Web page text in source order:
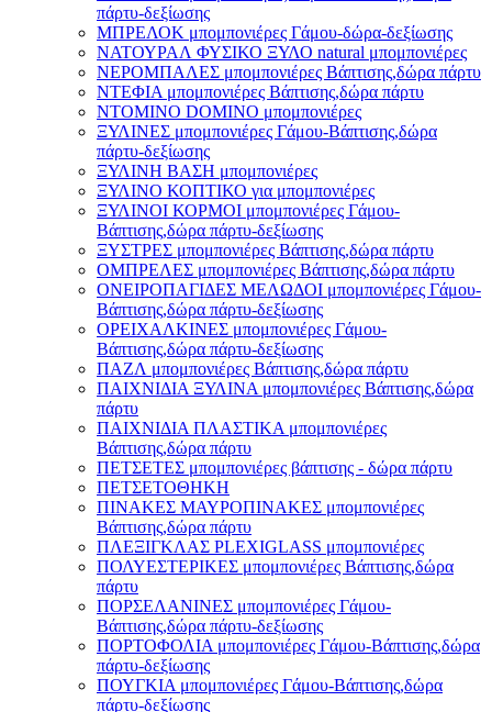
πάρτυ-δεξίωσης
ΜΠΡΕΛΟΚ μπομπονιέρες Γάμου-δώρα-δεξίωσης
ΝΑΤΟΥΡΑΛ ΦΥΣΙΚΟ ΞΥΛΟ natural μπομπονιέρες
ΝΕΡΟΜΠΑΛΕΣ μπομπονιέρες Βάπτισης,δώρα πάρτυ
ΝΤΕΦΙΑ μπομπονιέρες Βάπτισης,δώρα πάρτυ
ΝΤΟΜΙΝΟ DOMINO μπομπονιέρες
ΞΥΛΙΝΕΣ μπομπονιέρες Γάμου-Βάπτισης,δώρα
πάρτυ-δεξίωσης
ΞΥΛΙΝΗ ΒΑΣΗ μπομπονιέρες
ΞΥΛΙΝΟ ΚΟΠΤΙΚΟ για μπομπονιέρες
ΞΥΛΙΝΟΙ ΚΟΡΜΟΙ μπομπονιέρες Γάμου-
Βάπτισης,δώρα πάρτυ-δεξίωσης
ΞΥΣΤΡΕΣ μπομπονιέρες Βάπτισης,δώρα πάρτυ
ΟΜΠΡΕΛΕΣ μπομπονιέρες Βάπτισης,δώρα πάρτυ
ΟΝΕΙΡΟΠΑΓΙΔΕΣ ΜΕΛΩΔΟΙ μπομπονιέρες Γάμου-
Βάπτισης,δώρα πάρτυ-δεξίωσης
ΟΡΕΙΧΑΛΚΙΝΕΣ μπομπονιέρες Γάμου-
Βάπτισης,δώρα πάρτυ-δεξίωσης
ΠΑΖΛ μπομπονιέρες Βάπτισης,δώρα πάρτυ
ΠΑΙΧΝΙΔΙΑ ΞΥΛΙΝΑ μπομπονιέρες Βάπτισης,δώρα
πάρτυ
ΠΑΙΧΝΙΔΙΑ ΠΛΑΣΤΙΚΑ μπομπονιέρες
Βάπτισης,δώρα πάρτυ
ΠΕΤΣΕΤΕΣ μπομπονιέρες βάπτισης - δώρα πάρτυ
ΠΕΤΣΕΤΟΘΗΚΗ
ΠΙΝΑΚΕΣ ΜΑΥΡΟΠΙΝΑΚΕΣ μπομπονιέρες
Βάπτισης,δώρα πάρτυ
ΠΛΕΞΙΓΚΛΑΣ PLEXIGLASS μπομπονιέρες
ΠΟΛΥΕΣΤΕΡΙΚΕΣ μπομπονιέρες Βάπτισης,δώρα
πάρτυ
ΠΟΡΣΕΛΑΝΙΝΕΣ μπομπονιέρες Γάμου-
Βάπτισης,δώρα πάρτυ-δεξίωσης
ΠΟΡΤΟΦΟΛΙΑ μπομπονιέρες Γάμου-Βάπτισης,δώρα
πάρτυ-δεξίωσης
ΠΟΥΓΚΙΑ μπομπονιέρες Γάμου-Βάπτισης,δώρα
πάρτυ-δεξίωσης